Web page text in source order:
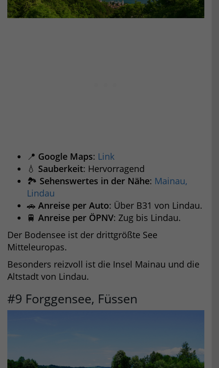
📍 Google Maps: Link
💧 Sauberkeit: Hervorragend
🏞️ Sehenswertes in der Nähe: Mainau,
Lindau
🚗 Anreise per Auto: Über B31 von Lindau.
🚆 Anreise per ÖPNV: Zug bis Lindau.
Der Bodensee ist der drittgrößte See
Mitteleuropas.
Besonders reizvoll ist die Insel Mainau und die
Altstadt von Lindau.
#9 Forggensee, Füssen